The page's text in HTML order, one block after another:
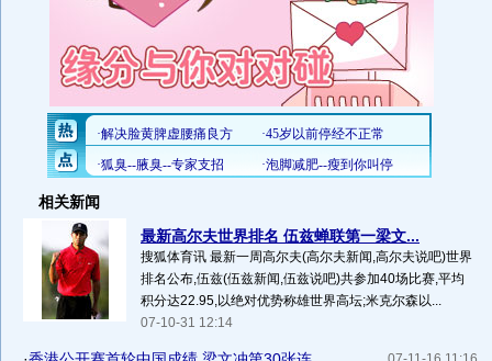
相关新闻
最新高尔夫世界排名 伍兹蝉联第一梁文...
搜狐体育讯 最新一周高尔夫(高尔夫新闻,高尔夫说吧)世界
排名公布,伍兹(伍兹新闻,伍兹说吧)共参加40场比赛,平均
积分达22.95,以绝对优势称雄世界高坛;米克尔森以...
07-10-31 12:14